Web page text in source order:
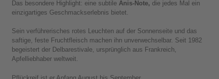
Das besondere Highlight: eine subtile Anis-Note, die jedes Mal ein
einzigartiges Geschmackserlebnis bietet.
Sein verführerisches rotes Leuchten auf der Sonnenseite und das
saftige, feste Fruchtfleisch machen ihn unverwechselbar. Seit 1982
begeistert der Delbarestivale, ursprünglich aus Frankreich,
Apfelliebhaber weltweit.